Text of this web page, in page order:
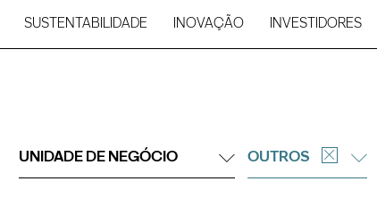
SUSTENTABILIDADE INOVAÇÃO INVESTIDORES
UNIDADE DE NEGÓCIO OUTROS